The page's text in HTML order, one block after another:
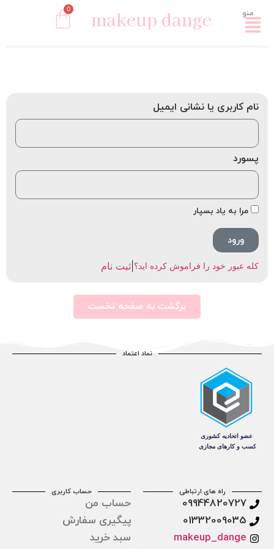
منو makeup dange
0
نام کاربری یا نشانی ایمیل
پسورد
مرا به یاد بسپار
ورود
کله عبور خود را فراموش کرده اید؟ ثبت نام
برگشت به صفحه نخست
نماد اعتماد
راه های ارتباطی
09944820727
01332009035
makeup_dange
حساب کاربری
حساب من
پیگیری سفارش
سبد خرید